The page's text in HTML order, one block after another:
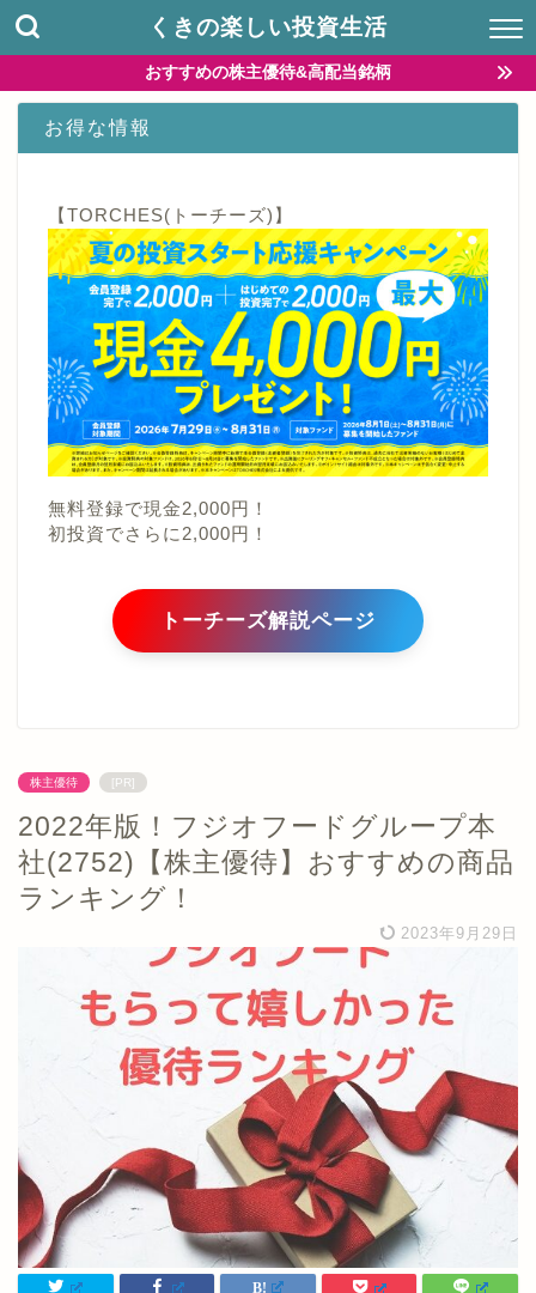
くきの楽しい投資生活
おすすめの株主優待&高配当銘柄
お得な情報
【TORCHES(トーチーズ)】
無料登録で現金2,000円！
初投資でさらに2,000円！
トーチーズ解説ページ
株主優待 [PR]
2022年版！フジオフードグループ本
社(2752)【株主優待】おすすめの商品
ランキング！
2023年9月29日